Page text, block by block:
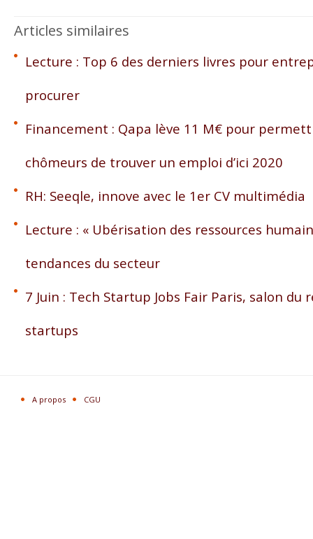
Articles similaires
Lecture : Top 6 des derniers livres pour
procurer
Financement : Qapa lève 11 M€ pour
chômeurs de trouver un emploi d’ici 2020
RH: Seeqle, innove avec le 1er CV multimédia
Lecture : « Ubérisation des ressources
tendances du secteur
7 Juin : Tech Startup Jobs Fair Paris, salon
startups
A propos CGU